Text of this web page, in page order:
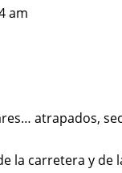
am
atrapados,
la carretera y de